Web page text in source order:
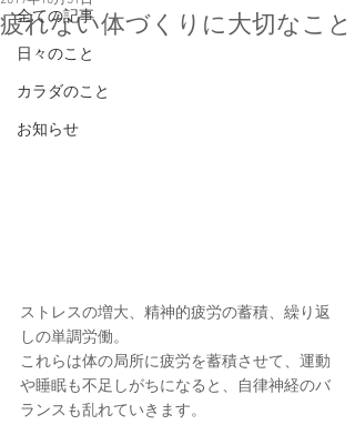
全ての記事
日々のこと
カラダのこと
お知らせ
疲れない体づくりに大切なこと
ストレスの増大、精神的疲労の蓄積、繰り返
しの単調労働。
これらは体の局所に疲労を蓄積させて、運動
や睡眠も不足しがちになると、自律神経のバ
ランスも乱れていきます。